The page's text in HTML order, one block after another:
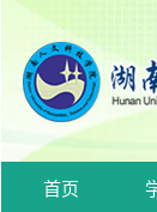
首页